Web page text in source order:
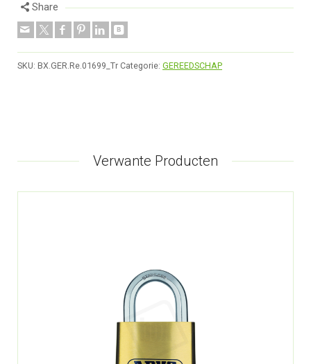
Share
SKU: BX.GER.Re.01699_Tr Categorie: GEREEDSCHAP
Verwante Producten